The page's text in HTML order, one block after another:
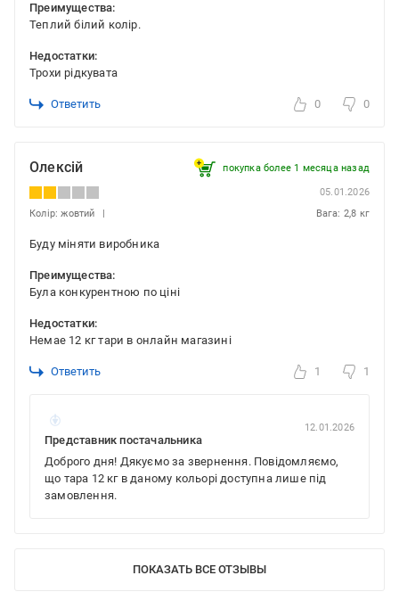
Преимущества:
Теплий білий колір.
Недостатки:
Трохи рідкувата
Ответить 0 0
Олексій покупка более 1 месяца назад
05.01.2026
Колір: жовтий
Вага: 2,8 кг
Буду міняти виробника
Преимущества:
Була конкурентною по ціні
Недостатки:
Немае 12 кг тари в онлайн магазині
Ответить 1 1
Представник постачальника
12.01.2026
Доброго дня! Дякуємо за звернення. Повідомляємо,
що тара 12 кг в даному кольорі доступна лише під
замовлення.
ПОКАЗАТЬ ВСЕ ОТЗЫВЫ